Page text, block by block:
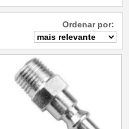
Ordenar por: